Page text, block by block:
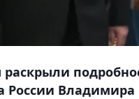
раскрыли
России